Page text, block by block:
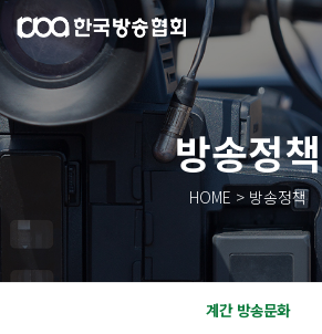
방송정책
HOME > 방송정책
계간 방송문화